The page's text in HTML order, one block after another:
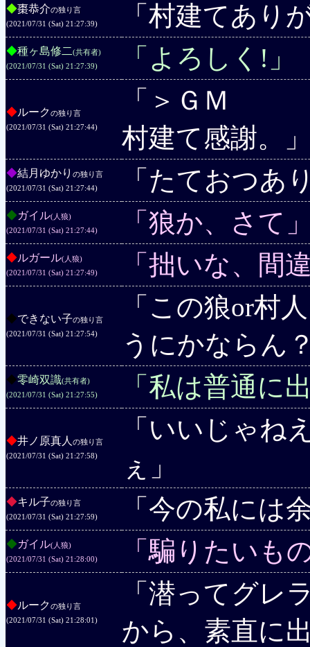
◆棗恭介の独り言
(2021/07/31 (Sat) 21:27:39)
「村建てあり
◆種ヶ島修二(共有者)
(2021/07/31 (Sat) 21:27:39)
「よろしく!」
◆ルークの独り言
(2021/07/31 (Sat) 21:27:44)
「＞ＧＭ
村建て感謝。
◆結月ゆかり の独り言
(2021/07/31 (Sat) 21:27:44)
「たておつあ
◆ガイル(人狼)
(2021/07/31 (Sat) 21:27:44)
「狼か、さて
◆ルガール(人狼)
(2021/07/31 (Sat) 21:27:49)
「拙いな、間
◆できない子の独り言
(2021/07/31 (Sat) 21:27:54)
「この狼or村
うにかならん
◆零崎双識(共有者)
(2021/07/31 (Sat) 21:27:55)
「私は普通に
◆井ノ原真人 の独り言
(2021/07/31 (Sat) 21:27:58)
「いいじゃね
ぇ」
◆キル子の独り言
(2021/07/31 (Sat) 21:27:59)
「今の私には
◆ガイル(人狼)
(2021/07/31 (Sat) 21:28:00)
「騙りたいも
◆ルークの独り言
(2021/07/31 (Sat) 21:28:01)
「潜ってグレ
から、素直に